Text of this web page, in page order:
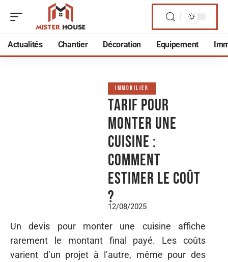
Actualités Chantier Décoration Equipement
IMMOBILIER
Tarif pour
monter une
cuisine :
comment
estimer le coût
?
12/08/2025
Un devis pour monter une cuisine affiche
rarement le montant final payé. Les coûts
varient d’un projet à l’autre, même pour des